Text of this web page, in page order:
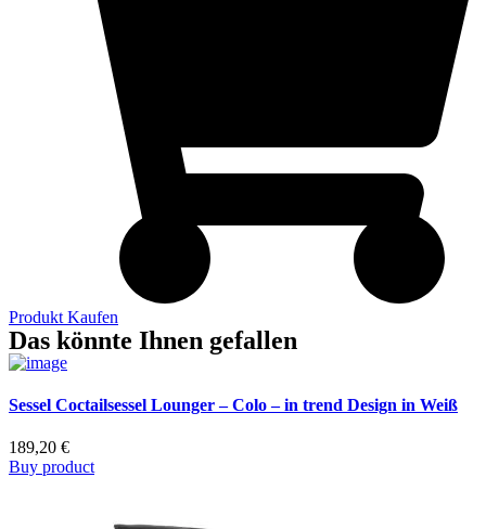
Produkt Kaufen
Das könnte Ihnen gefallen
Sessel Coctailsessel Lounger – Colo – in trend Design in Weiß
189,20 €
Buy product